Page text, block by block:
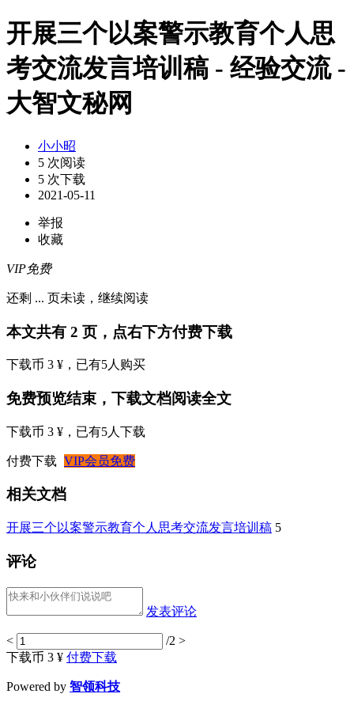
开展三个以案警示教育个人思
考交流发言培训稿 - 经验交流 -
大智文秘网
小小昭
5 次阅读
5 次下载
2021-05-11
举报
收藏
VIP免费
还剩 ... 页未读， 继续阅读
本文共有 2 页，点右下方付费下载
下载币 3 ¥ ，已有5人购买
免费预览结束，下载文档阅读全文
下载币 3 ¥ ，已有5人下载
付费下载 VIP会员免费
相关文档
开展三个以案警示教育个人思考交流发言培训稿 5
评论
发表评论
< /2 >
下载币 3 ¥ 付费下载
Powered by 智领科技